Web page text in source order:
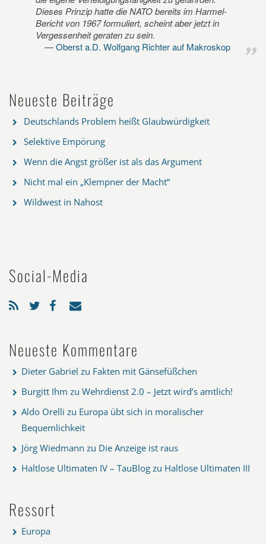
Dieses Prinzip hatte die NATO bereits im Harmel-
Bericht von 1967 formuliert, scheint aber jetzt in
Vergessenheit geraten zu sein.
Oberst a.D. Wolfgang Richter auf Makroskop
Neueste Beiträge
Deutschlands Problem heißt Glaubwürdigkeit
Selektive Empörung
Wenn die Angst größer ist als das Argument
Nicht mal ein „Klempner der Macht“
Wildwest in Nahost
Social-Media
Neueste Kommentare
Dieter Gabriel zu Fakten mit Gänsefüßchen
Burgitt Ihm zu Wehrdienst 2.0 – Jetzt wird’s amtlich!
Aldo Orelli zu Europa übt sich in moralischer
Bequemlichkeit
Jörg Wiedmann zu Die Anzeige ist raus
Haltlose Ultimaten IV – TauBlog zu Haltlose Ultimaten III
Ressort
Europa